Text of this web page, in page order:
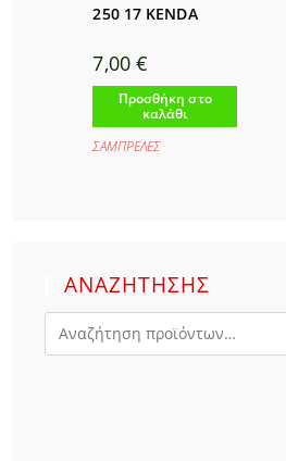
250 17 KENDA
7,00 €
Προσθήκη στο
καλάθι
ΣΑΜΠΡΕΛΕΣ
ΑΝΑΖΗΤΗΣΗΣ